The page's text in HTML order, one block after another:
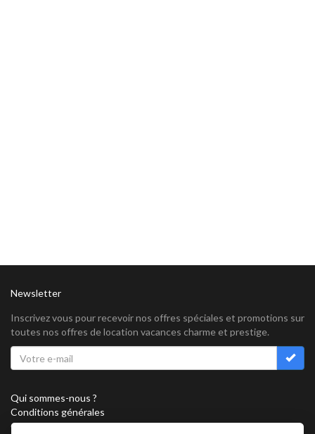
Newsletter
Inscrivez vous pour recevoir nos offres spéciales et promotions sur
toutes nos offres de location vacances charme et prestige.
Qui sommes-nous ?
Conditions générales
Confidentialité